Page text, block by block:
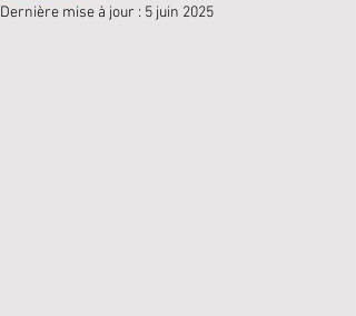
Dernière mise à jour : 5 juin 2025